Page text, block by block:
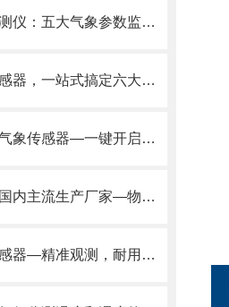
气象五参数监测仪：五大气象参数监测功能融合，小巧机身蕴含*功能
六要素气象传感器，一站式搞定六大气象要素监测！
六要素一体式气象传感器—一键开启即可同时监测气象六要素操作简单便捷。
微气象传感器国内主流生产厂家—物超所值让人满意2025全+境+派+送
五要素气象传感器—精准观测，耐用免维护的一体化微气象传感器@风途推送